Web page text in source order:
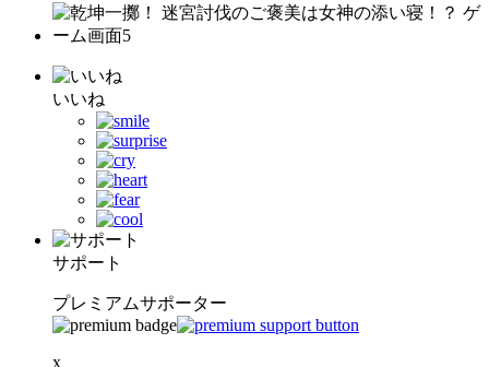
いいね
サポート
プレミアムサポーター
x